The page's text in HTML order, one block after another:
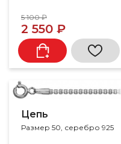
5 100 ₽
2 550 ₽
Цепь
Размер 50, серебро 925